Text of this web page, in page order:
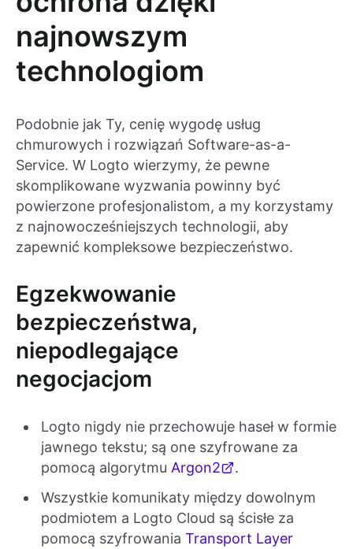
najnowszym
technologiom
Podobnie jak Ty, cenię wygodę usług
chmurowych i rozwiązań Software-as-a-
Service. W Logto wierzymy, że pewne
skomplikowane wyzwania powinny być
powierzone profesjonalistom, a my korzystamy
z najnowocześniejszych technologii, aby
zapewnić kompleksowe bezpieczeństwo.
Egzekwowanie
bezpieczeństwa,
niepodlegające
negocjacjom
Logto nigdy nie przechowuje haseł w formie
jawnego tekstu; są one szyfrowane za
pomocą algorytmu Argon2
.
Wszystkie komunikaty między dowolnym
podmiotem a Logto Cloud są ścisłe za
pomocą szyfrowania Transport Layer